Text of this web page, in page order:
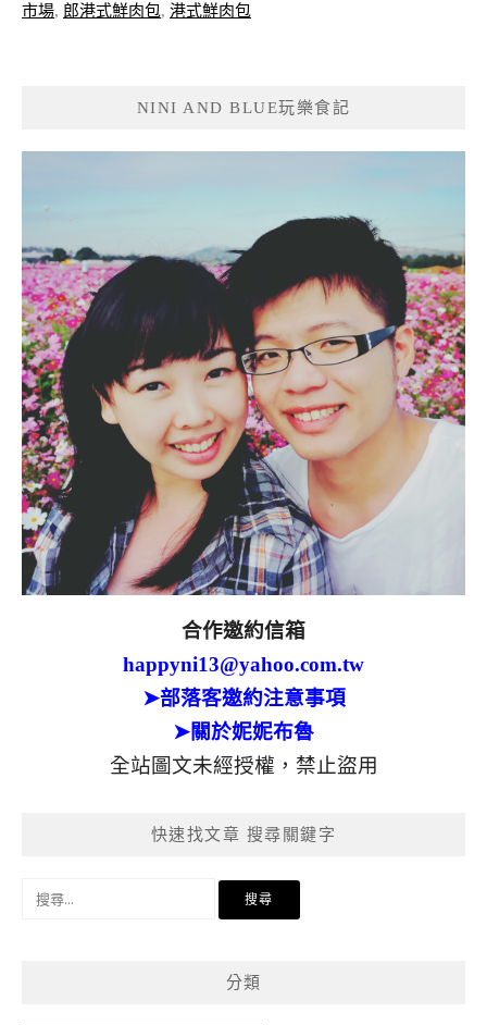
市場, 郎港式鮮肉包, 港式鮮肉包
NINI AND BLUE玩樂食記
合作邀約信箱
happyni13@yahoo.com.tw
➤部落客邀約注意事項
➤關於妮妮布魯
全站圖文未經授權，禁止盜用
快速找文章 搜尋關鍵字
分類